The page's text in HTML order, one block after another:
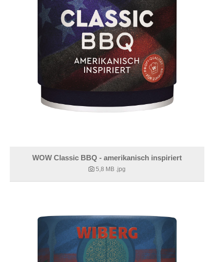
WOW Classic BBQ - amerikanisch inspiriert
5,8 MB .jpg